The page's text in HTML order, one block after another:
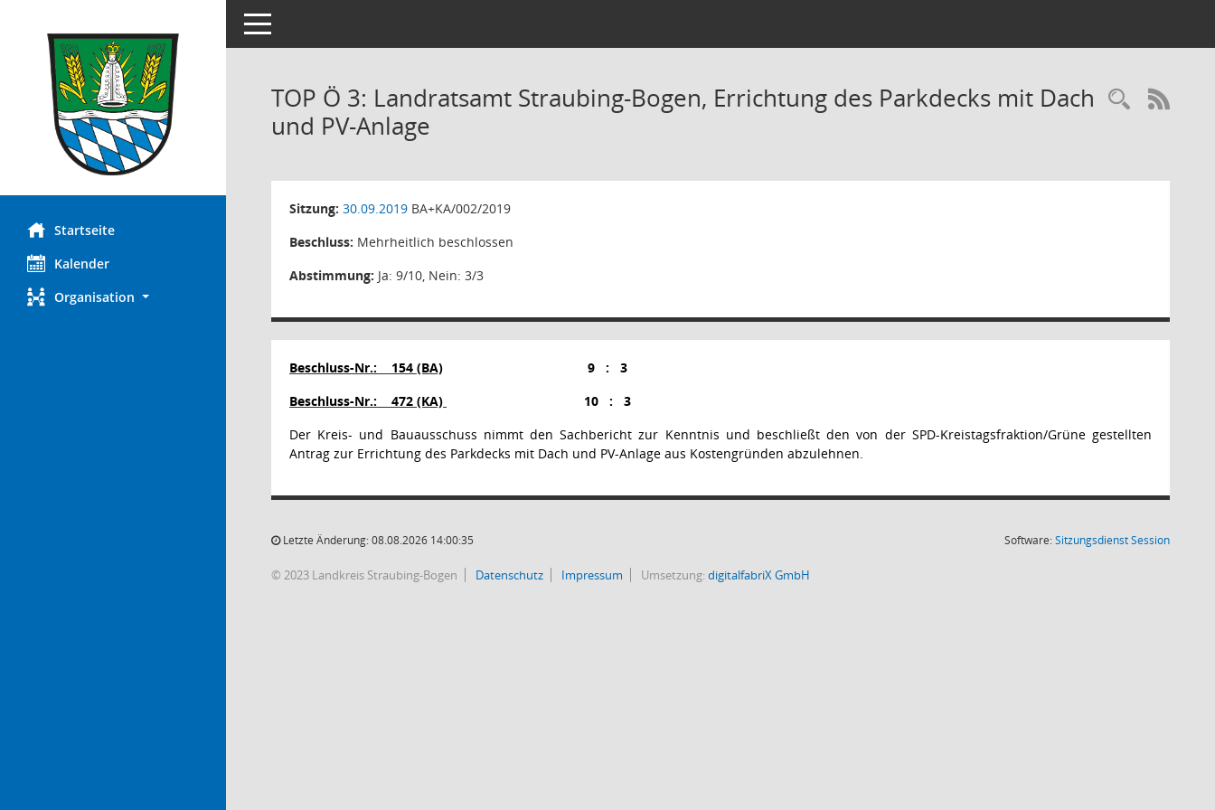
Startseite
Kalender
Organisation
Toggle navigation
TOP Ö 3: Landratsamt Straubing-Bogen, Errichtung des Parkdecks mit Dach
und PV-Anlage
Sitzung: 30.09.2019 BA+KA/002/2019
Beschluss: Mehrheitlich beschlossen
Abstimmung: Ja: 9/10, Nein: 3/3
Beschluss-Nr.: 154 (BA) 9 :
3
Beschluss-Nr.:
472 (KA) 10 :
3
Der Kreis- und Bauausschuss nimmt den Sachbericht zur Kenntnis und beschließt den von der SPD-Kreistagsfraktion/Grüne gestellten
Antrag zur Errichtung des Parkdecks mit Dach und PV-Anlage aus Kostengründen abzulehnen.
Letzte Änderung: 08.08.2026 14:00:35 Software:SitzungsdienstSession(Wird in
© 2023 Landkreis Straubing-Bogen Datenschutz Impressum Umsetzung:digitalfabriX GmbH